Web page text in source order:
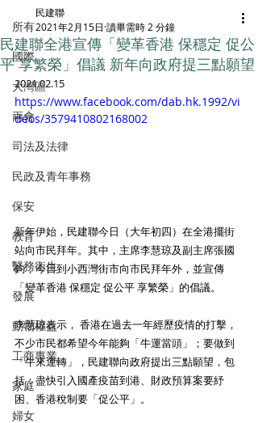
所有
國際
大灣區
兩會
司法及法律
民政及青年事務
保安
教育
醫務衛生
發展
動物權益
工商專業
家庭
婦女
民建聯全港宣傳「變革香港 保穩定 促公
平 享繁榮」倡議 新年向政府提三點願望
民建聯
2021年2月15日 讀畢需時 2 分鐘
2021.02.15
https://www.facebook.com/dab.hk.1992/vi
deos/3579410802168002
新年伊始，民建聯今日（大年初四）在全港擺街
站向市民拜年。其中，主席李慧琼及副主席張國
鈞，今日到小西灣街市向市民拜年外，並宣傳
「變革香港 保穩定 促公平 享繁榮」的倡議。
李慧琼表示， 香港在過去一年經歷疫情的打擊，
不少市民都希望今年能夠「牛運當頭」；要做到
「牛來運轉」，民建聯向政府提出三點願望，包
括：盡快引入國產疫苗到港、財政預算案要紓
困、香港稅制要「促公平」。